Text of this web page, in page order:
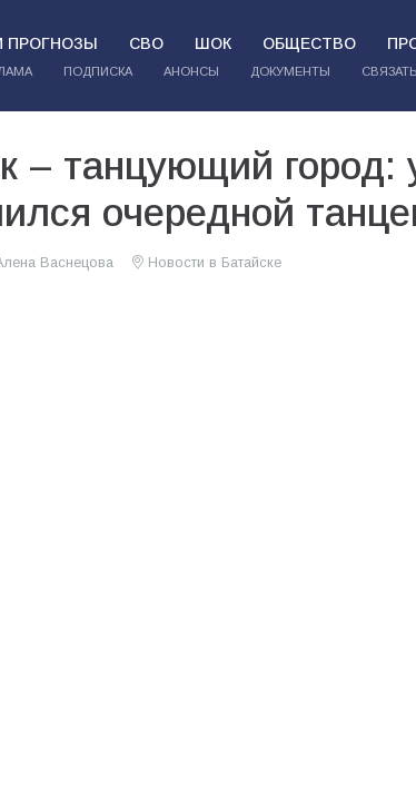
ПРОГНОЗЫ СВО ШОК ОБЩЕСТВО
ПОДПИСКА АНОНСЫ ДОКУМЕНТЫ
– танцующий город:
очередной
Васнецова Новости в Батайске